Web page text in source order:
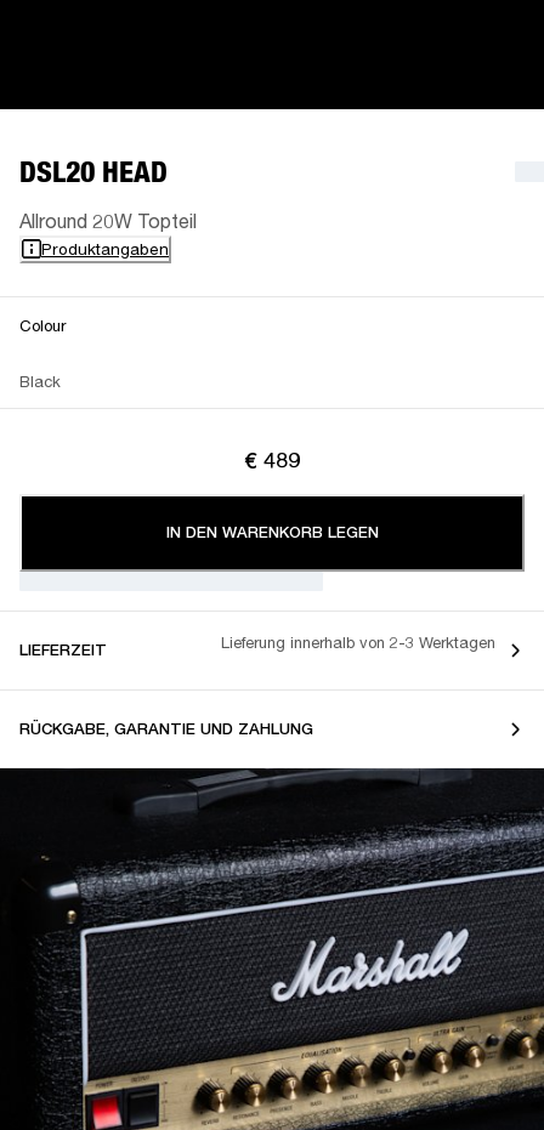
DSL20 HEAD
Allround 20W Topteil
Produktangaben
Colour
Black
€ 489
IN DEN WARENKORB LEGEN
LIEFERZEIT Lieferung innerhalb von 2-3 Werktagen
RÜCKGABE, GARANTIE UND ZAHLUNG